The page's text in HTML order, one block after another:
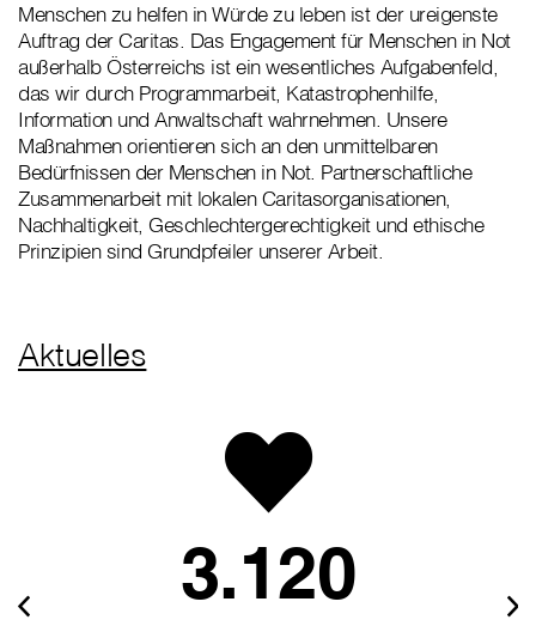
Menschen zu helfen in Würde zu leben ist der ureigenste
Auftrag der Caritas. Das Engagement für Menschen in Not
außerhalb Österreichs ist ein wesentliches Aufgabenfeld,
das wir durch Programmarbeit, Katastrophenhilfe,
Information und Anwaltschaft wahrnehmen. Unsere
Maßnahmen orientieren sich an den unmittelbaren
Bedürfnissen der Menschen in Not. Partnerschaftliche
Zusammenarbeit mit lokalen Caritasorganisationen,
Nachhaltigkeit, Geschlechtergerechtigkeit und ethische
Prinzipien sind Grundpfeiler unserer Arbeit.
Aktuelles
3.120